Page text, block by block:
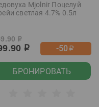
Mjolnir Поцелуй
светлая 4.7% 0.5л
р
р -50р
БРОНИРОВАТЬ